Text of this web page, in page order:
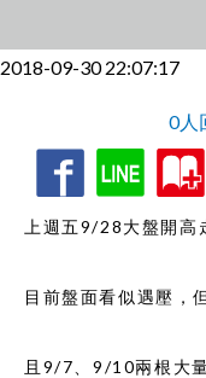
2018-09-30 22:07:17
0人
收
藏
上週五9/28大盤開高
目前盤面看似遇壓，
且9/7、9/10兩根大